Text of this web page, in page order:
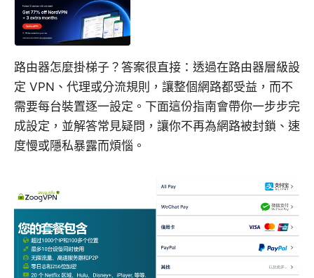
路由器怎麼掛梯子？答案很直接：透過在路由器層級設
定 VPN、代理或分流規則，讓整個網路都受益，而不
需要每台裝置逐一設定。下面這份指南會帶你一步步完
成設定，並解答常見疑問，讓你不再為網路被封鎖、速
度慢或隱私暴露而煩惱。